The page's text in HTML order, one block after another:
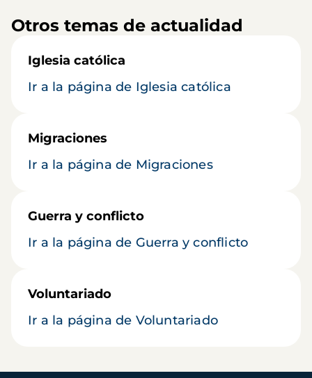
Otros temas de actualidad
Iglesia católica
Ir a la página de Iglesia católica
Migraciones
Ir a la página de Migraciones
Guerra y conflicto
Ir a la página de Guerra y conflicto
Voluntariado
Ir a la página de Voluntariado